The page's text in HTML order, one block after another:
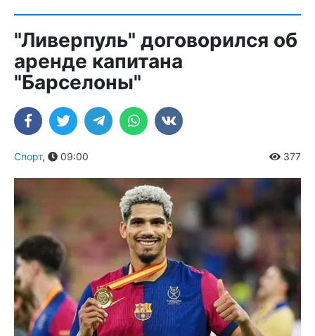
"Ливерпуль" договорился об
аренде капитана
"Барселоны"
Спорт, 09:00 377